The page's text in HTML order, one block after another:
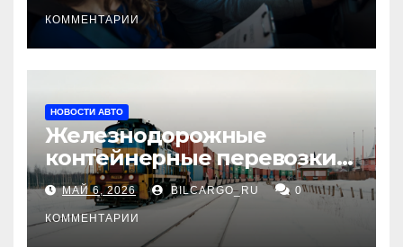
КОММЕНТАРИИ
НОВОСТИ АВТО
Железнодорожные
контейнерные перевозки
из Китая в Россию:
маршруты, сроки и
требования
МАЙ 6, 2026 BILCARGO_RU 0
КОММЕНТАРИИ